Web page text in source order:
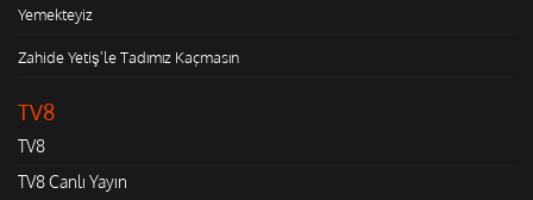
Yemekteyiz
Zahide Yetiş'le Tadımız Kaçmasın
TV8
TV8
TV8 Canlı Yayın